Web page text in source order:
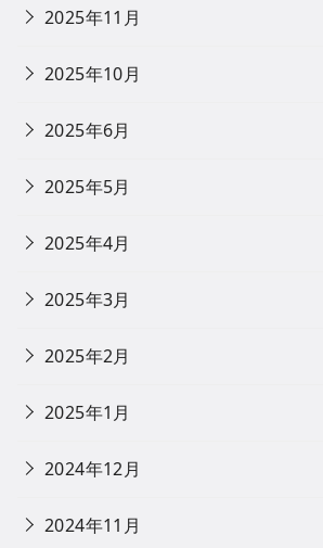
2025年11月
2025年10月
2025年6月
2025年5月
2025年4月
2025年3月
2025年2月
2025年1月
2024年12月
2024年11月